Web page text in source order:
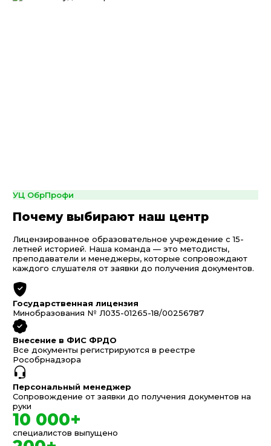
УЦ ОбрПрофи
Почему выбирают наш центр
Лицензированное образовательное учреждение с 15-
летней историей. Наша команда — это методисты,
преподаватели и менеджеры, которые сопровождают
каждого слушателя от заявки до получения документов.
Государственная лицензия
Минобразования № Л035-01265-18/00256787
Внесение в ФИС ФРДО
Все документы регистрируются в реестре
Рособрнадзора
Персональный менеджер
Сопровождение от заявки до получения документов на
руки
10 000+
специалистов выпущено